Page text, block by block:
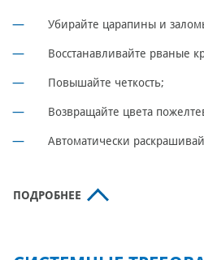
Убирайте царапины и
Восстанавливайте рваные
Повышайте четкость;
Возвращайте цвета
Автоматически
ПОДРОБНЕЕ